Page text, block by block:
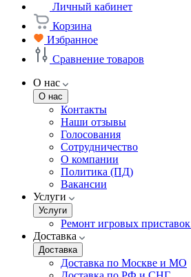
Личный кабинет
Корзина
Избранное
Сравнение товаров
О нас
О нас
Контакты
Наши отзывы
Голосования
Сотрудничество
О компании
Политика (ПД)
Вакансии
Услуги
Услуги
Ремонт игровых приставок
Доставка
Доставка
Доставка по Москве и МО